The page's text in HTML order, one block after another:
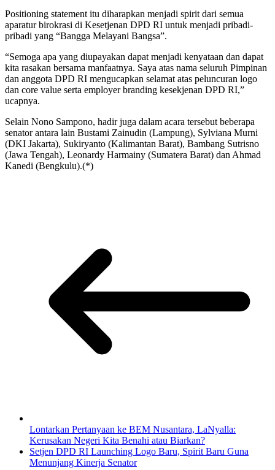
Positioning statement itu diharapkan menjadi spirit dari semua
aparatur birokrasi di Kesetjenan DPD RI untuk menjadi pribadi-
pribadi yang “Bangga Melayani Bangsa”.
“Semoga apa yang diupayakan dapat menjadi kenyataan dan dapat
kita rasakan bersama manfaatnya. Saya atas nama seluruh Pimpinan
dan anggota DPD RI mengucapkan selamat atas peluncuran logo
dan core value serta employer branding kesekjenan DPD RI,”
ucapnya.
Selain Nono Sampono, hadir juga dalam acara tersebut beberapa
senator antara lain Bustami Zainudin (Lampung), Sylviana Murni
(DKI Jakarta), Sukiryanto (Kalimantan Barat), Bambang Sutrisno
(Jawa Tengah), Leonardy Harmainy (Sumatera Barat) dan Ahmad
Kanedi (Bengkulu).(*)
Lontarkan Pertanyaan ke BEM Nusantara, LaNyalla:
Kerusakan Negeri Kita Benahi atau Biarkan?
Setjen DPD RI Launching Logo Baru, Spirit Baru Guna
Menunjang Kinerja Senator